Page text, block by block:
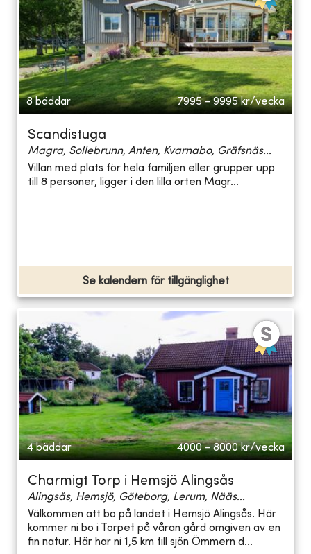
8 bäddar 7995 - 9995 kr/vecka
Scandistuga
Magra, Sollebrunn, Anten, Kvarnabo, Gräfsnäs...
Villan med plats för hela familjen eller grupper upp
till 8 personer, ligger i den lilla orten Magr...
Se kalendern för tillgänglighet
4 bäddar 4000 - 8000 kr/vecka
Charmigt Torp i Hemsjö Alingsås
Alingsås, Hemsjö, Göteborg, Lerum, Nääs...
Välkommen att bo på landet i Hemsjö Alingsås. Här
kommer ni bo i Torpet på våran gård omgiven av en
fin natur. Här har ni 1,5 km till sjön Ömmern d...